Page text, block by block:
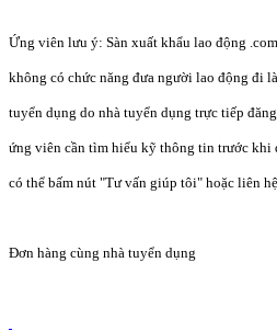
Ứng viên lưu ý: Sàn xuất khẩu lao động
không có chức năng đưa người lao động đi
tuyển dụng do nhà tuyển dụng trực tiếp
ứng viên cần tìm hiểu kỹ thông tin trước khi
có thể bấm nút "Tư vấn giúp tôi" hoặc liên
Đơn hàng cùng nhà tuyển dụng